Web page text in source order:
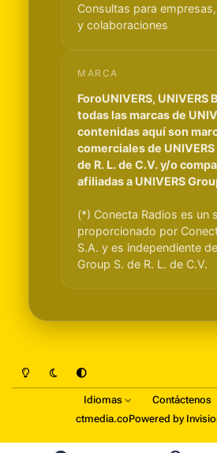
Consultas para
y colaboraciones
MARCA
ForoUNIVERS, UNIVERS
todas las marcas de
contenidas aquí son
comerciales de UNIVERS
de R. L. de C.V. y/o
afiliadas a UNIVERS
(*) Conecta Radios es un
proporcionado por
S.A. y es independiente
Group S. de R. L. de C.V.
Light ModeDark ModeSystem Preference
Idiomas Contáctenos
ctmedia.coPowered by